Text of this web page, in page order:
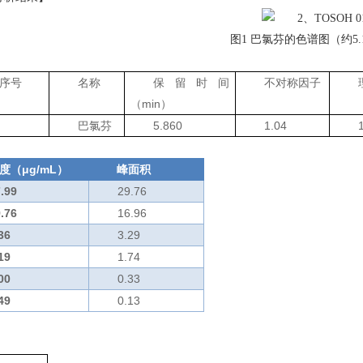
图 1 巴氯芬的色谱图（约
号 名称
保留时间
（min）
不对称因子
巴氯芬 5.860 1.04
（μg/mL）
峰面积
29.76
16.96
3.29
1.74
0.33
0.13